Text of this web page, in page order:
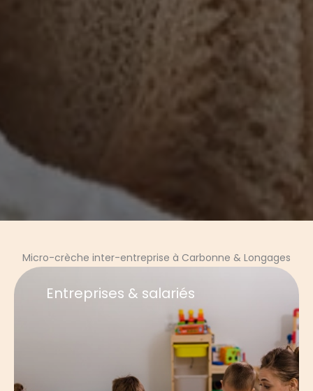
Micro-crèche inter-entreprise à Carbonne & Longages
Entreprises & salariés